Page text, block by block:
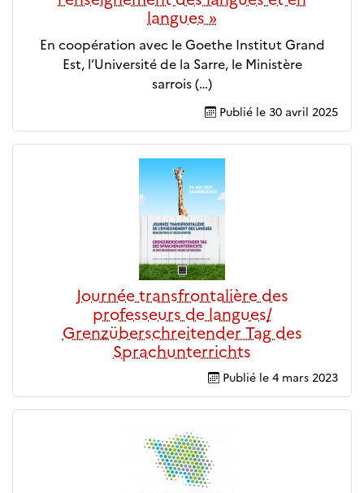
langues »
En coopération avec le Goethe Institut Grand
Est, l’Université de la Sarre, le Ministère
sarrois (…)
Publié le 30 avril 2025
Journée transfrontalière des
professeurs de langues/
Grenzüberschreitender Tag des
Sprachunterrichts
Publié le 4 mars 2023